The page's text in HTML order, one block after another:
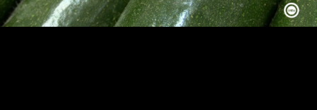
Video